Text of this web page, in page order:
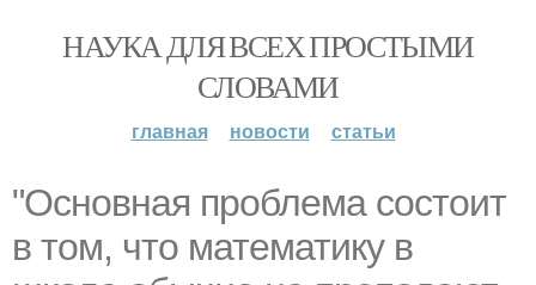
НАУКА ДЛЯ ВСЕХ ПРОСТЫМИ
СЛОВАМИ
главная новости статьи
"Основная проблема состоит
в том, что математику в